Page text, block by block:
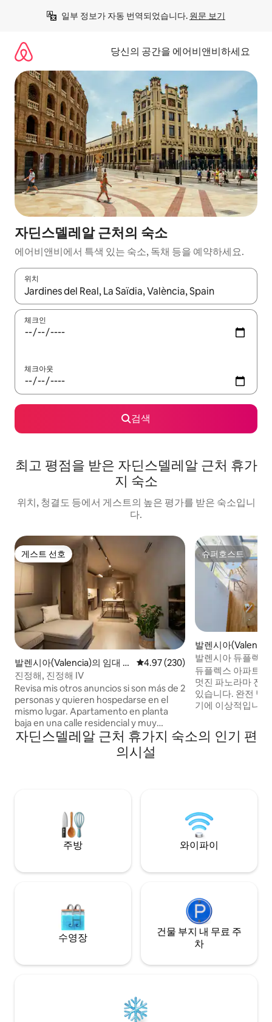
일부 정보가 자동 번역되었습니다. 원문 보기
당신의 공간을 에어비앤비하세요
자딘스델레알 근처의 숙소
에어비앤비에서 특색 있는 숙소, 독채 등을 예약하세요.
위치
결과가 나오면 위·아래 화살표 키를 사용하거나 터치 또는 스와이
체크인
체크아웃
검색
최고 평점을 받은 자딘스델레알 근처 휴가
지 숙소
위치, 청결도 등에서 게스트의 높은 평가를 받은 숙소입니
다.
게스트 선호
게스트 선호
발렌시아(Valencia)의 임대 호
실
평점 4.97점(5점 만점), 후기 230
4.97 (230)
진정해, 진정해 IV
Revisa mis otros anuncios si son más de 2
personas y quieren hospedarse en el
mismo lugar. Apartamento en planta
baja en una calle residencial y muy
tranquila durante todo el día y
especialmente en la noche. Los
huéspedes tendrán todo el
pulgadas cama QUEEN (150x190cm)
secador de pelo hervidor de agua
tostadora plancha de ropa Nespresso
con pods de cortesía lavadora y
슈퍼호스트
슈퍼호스트
발렌시아
발렌시아 듀플렉
간 포함
듀플렉스 아파트
멋진 파노라마 전
있습니다. 완전 방
기에 이상적입니
스토랑이 있는 아
하고 있습니다. 엘
다.
자딘스델레알 근처 휴가지 숙소의 인기 편
의시설
주방 와이파이
수영장
건물 부지 내 무료 주
차